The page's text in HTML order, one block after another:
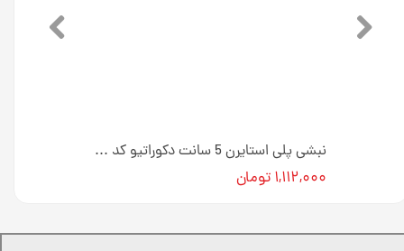
نبشی پلی استایرن 5 سانت دکوراتیو کد N-05-1H طول ۳ متر [انبار تهران]
۱,۱۱۲,۰۰۰ تومان